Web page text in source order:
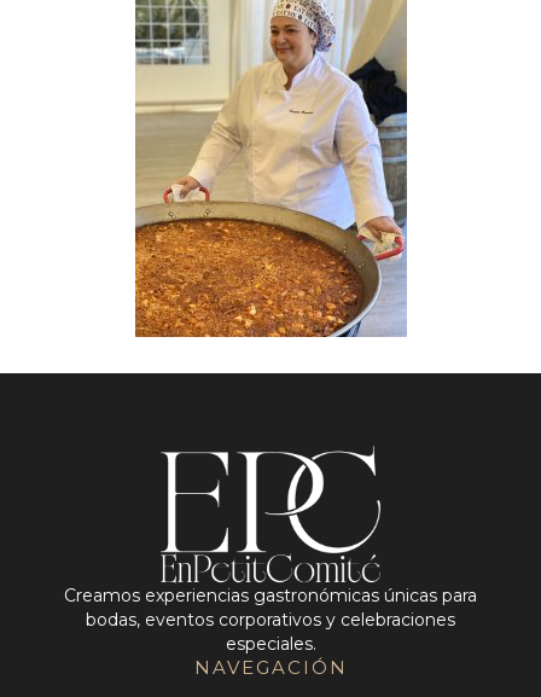
Creamos experiencias gastronómicas únicas para
bodas, eventos corporativos y celebraciones
especiales.
NAVEGACIÓN